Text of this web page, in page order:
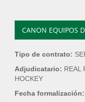
CANON EQUIPOS
Tipo de contrato:
Adjudicatario: REAL
HOCKEY
Fecha formalización: